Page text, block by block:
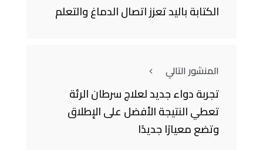
الكتابة باليد تعزز اتصال الدماغ والتعلم
المنشور التالي
تجربة دواء جديد لعلاج سرطان الرئة
تعطي النتيجة الأفضل على الإطلاق
وتضع معيارًا جديدًا